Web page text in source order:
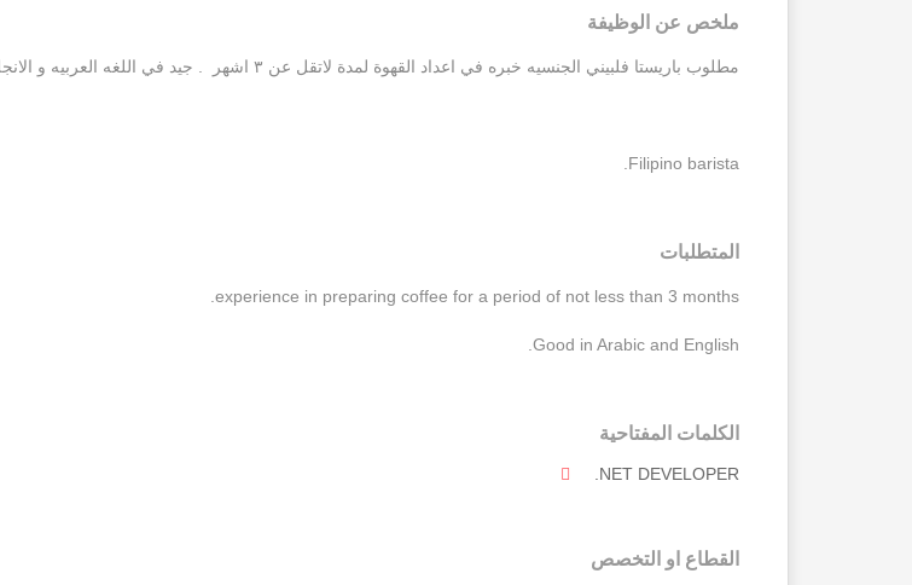
ملخص عن الوظيفة
مطلوب باريستا فلبيني الجنسيه خبره في اعداد القهوة لمدة لاتقل عن ٣ اشهر . جيد في اللغه العربيه و الانجليزية. الراتب ٣٥٠٠
Filipino barista.
المتطلبات
experience in preparing coffee for a period of not less than 3 months.
Good in Arabic and English.
الكلمات المفتاحية
.NET DEVELOPER
القطاع او التخصص